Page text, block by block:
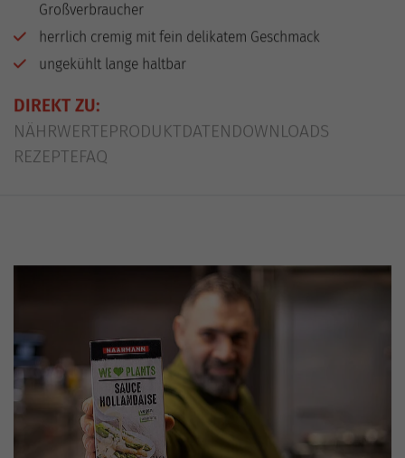
Großverbraucher
herrlich cremig mit fein delikatem Geschmack
ungekühlt lange haltbar
DIREKT ZU:
NÄHRWERTEPRODUKTDATENDOWNLOADS
REZEPTEFAQ